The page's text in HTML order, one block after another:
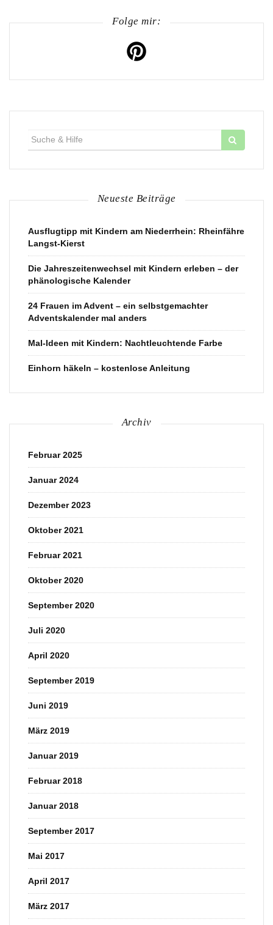
Folge mir:
Neueste Beiträge
Ausflugtipp mit Kindern am Niederrhein: Rheinfähre
Langst-Kierst
Die Jahreszeitenwechsel mit Kindern erleben – der
phänologische Kalender
24 Frauen im Advent – ein selbstgemachter
Adventskalender mal anders
Mal-Ideen mit Kindern: Nachtleuchtende Farbe
Einhorn häkeln – kostenlose Anleitung
Archiv
Februar 2025
Januar 2024
Dezember 2023
Oktober 2021
Februar 2021
Oktober 2020
September 2020
Juli 2020
April 2020
September 2019
Juni 2019
März 2019
Januar 2019
Februar 2018
Januar 2018
September 2017
Mai 2017
April 2017
März 2017